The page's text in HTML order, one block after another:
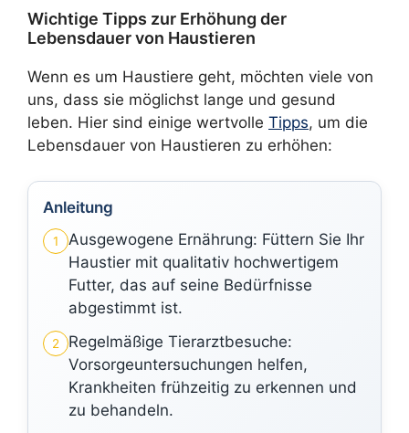
Wichtige Tipps zur Erhöhung der
Lebensdauer von Haustieren
Wenn es um Haustiere geht, möchten viele von
uns, dass sie möglichst lange und gesund
leben. Hier sind einige wertvolle Tipps, um die
Lebensdauer von Haustieren zu erhöhen:
Anleitung
1
Ausgewogene Ernährung: Füttern Sie Ihr
Haustier mit qualitativ hochwertigem
Futter, das auf seine Bedürfnisse
abgestimmt ist.
2
Regelmäßige Tierarztbesuche:
Vorsorgeuntersuchungen helfen,
Krankheiten frühzeitig zu erkennen und
zu behandeln.